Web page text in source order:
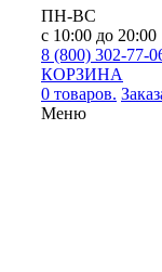
ПН-ВС
с 10:00 до 20:00
8 (800) 302-77-
КОРЗИНА
0 товаров.
Меню